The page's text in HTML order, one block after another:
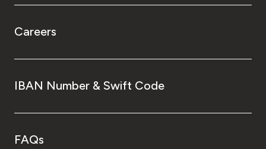
Careers
IBAN Number & Swift Code
FAQs